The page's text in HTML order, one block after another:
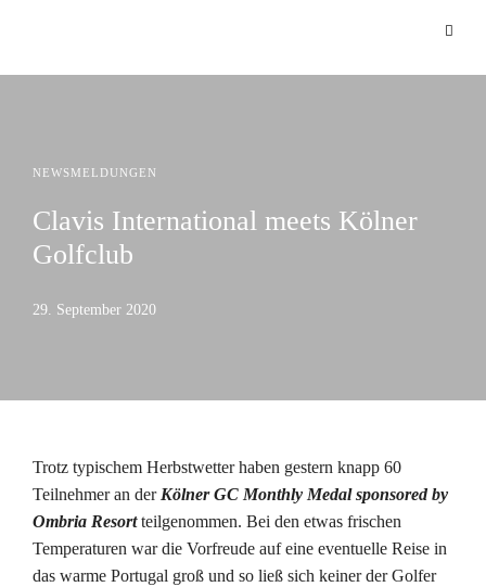
NEWSMELDUNGEN
Clavis International meets Kölner
Golfclub
29. September 2020
Trotz typischem Herbstwetter haben gestern knapp 60
Teilnehmer an der Kölner GC Monthly Medal sponsored by
Ombria Resortteilgenommen. Bei den etwas frischen
Temperaturen war die Vorfreude auf eine eventuelle Reise in
das warme Portugal groß und so ließ sich keiner der Golfer